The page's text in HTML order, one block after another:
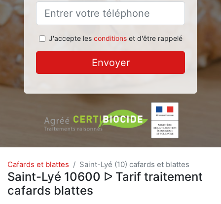
J'accepte les conditionset d'être rappelé
Envoyer
Cafards et blattes Saint-Lyé (10) cafards et blattes
Saint-Lyé 10600 ᐅ Tarif traitement
cafards blattes